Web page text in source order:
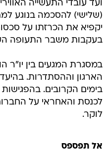
ועד עובדי התעשייה
יקפיא את הכרזתו על
בעקבות משבר התעופה
במסגרת המגעים בין יו"ר
הארגון וההסתדרות.
בימים הקרובים.
לכנסת והאחראי על
לוקר.
אל תפספס